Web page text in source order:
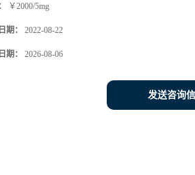
￥2000/5mg
期： 2022-08-22
期： 2026-08-06
发送咨询